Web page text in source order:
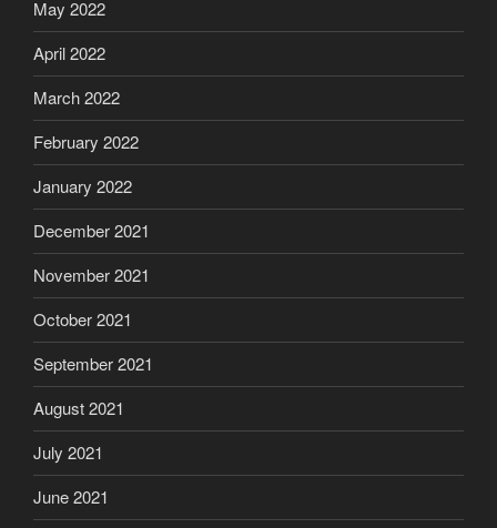
May 2022
April 2022
March 2022
February 2022
January 2022
December 2021
November 2021
October 2021
September 2021
August 2021
July 2021
June 2021